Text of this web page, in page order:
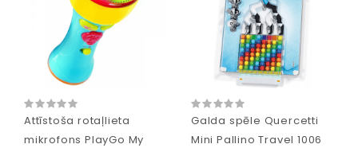
Attīstoša rotaļlieta
mikrofons PlayGo My
Galda spēle Quercetti
Mini Pallino Travel 1006